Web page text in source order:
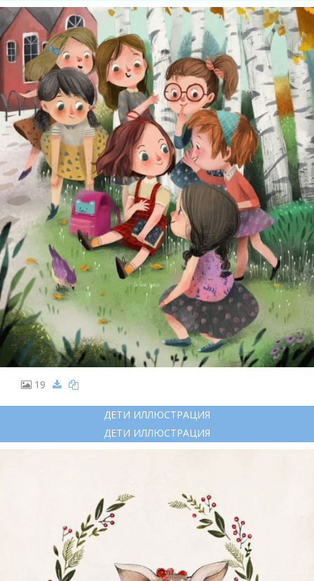
19
ДЕТИ ИЛЛЮСТРАЦИЯ
ДЕТИ ИЛЛЮСТРАЦИЯ